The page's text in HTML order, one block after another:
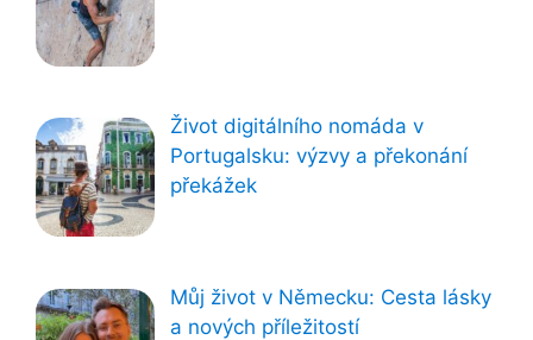
Život digitálního nomáda v
Portugalsku: výzvy a překonání
překážek
Můj život v Německu: Cesta lásky
a nových příležitostí